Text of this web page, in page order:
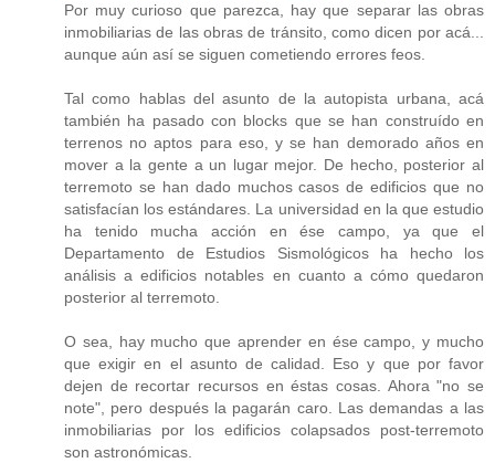
Por muy curioso que parezca, hay que separar las obras
inmobiliarias de las obras de tránsito, como dicen por acá...
aunque aún así se siguen cometiendo errores feos.
Tal como hablas del asunto de la autopista urbana, acá
también ha pasado con blocks que se han construído en
terrenos no aptos para eso, y se han demorado años en
mover a la gente a un lugar mejor. De hecho, posterior al
terremoto se han dado muchos casos de edificios que no
satisfacían los estándares. La universidad en la que estudio
ha tenido mucha acción en ése campo, ya que el
Departamento de Estudios Sismológicos ha hecho los
análisis a edificios notables en cuanto a cómo quedaron
posterior al terremoto.
O sea, hay mucho que aprender en ése campo, y mucho
que exigir en el asunto de calidad. Eso y que por favor
dejen de recortar recursos en éstas cosas. Ahora "no se
note", pero después la pagarán caro. Las demandas a las
inmobiliarias por los edificios colapsados post-terremoto
son astronómicas.